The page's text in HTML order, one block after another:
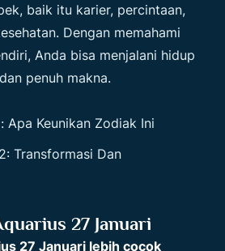
baik itu karier, percintaan,
Dengan memahami
Anda bisa menjalani hidup
penuh makna.
Apa Keunikan Zodiak Ini
Transformasi Dan
27 Januari
27 Januari lebih cocok